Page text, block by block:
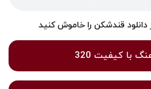
قندشکن را خاموش کنید
با کیفیت 320